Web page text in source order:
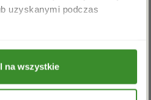
uzyskanymi podczas
na wszystkie
zgodę na
danych osobowych
SIĘ